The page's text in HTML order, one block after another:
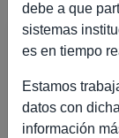
debe a que
sistemas
es en tiempo
Estamos
datos con
información